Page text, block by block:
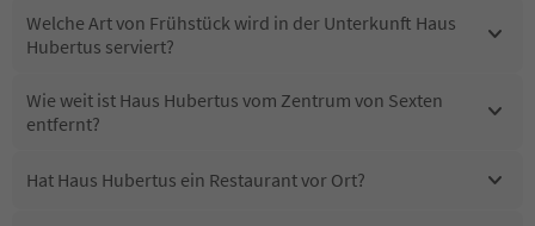
Welche Art von Frühstück wird in der Unterkunft Haus
Hubertus serviert?
Wie weit ist Haus Hubertus vom Zentrum von Sexten
entfernt?
Hat Haus Hubertus ein Restaurant vor Ort?